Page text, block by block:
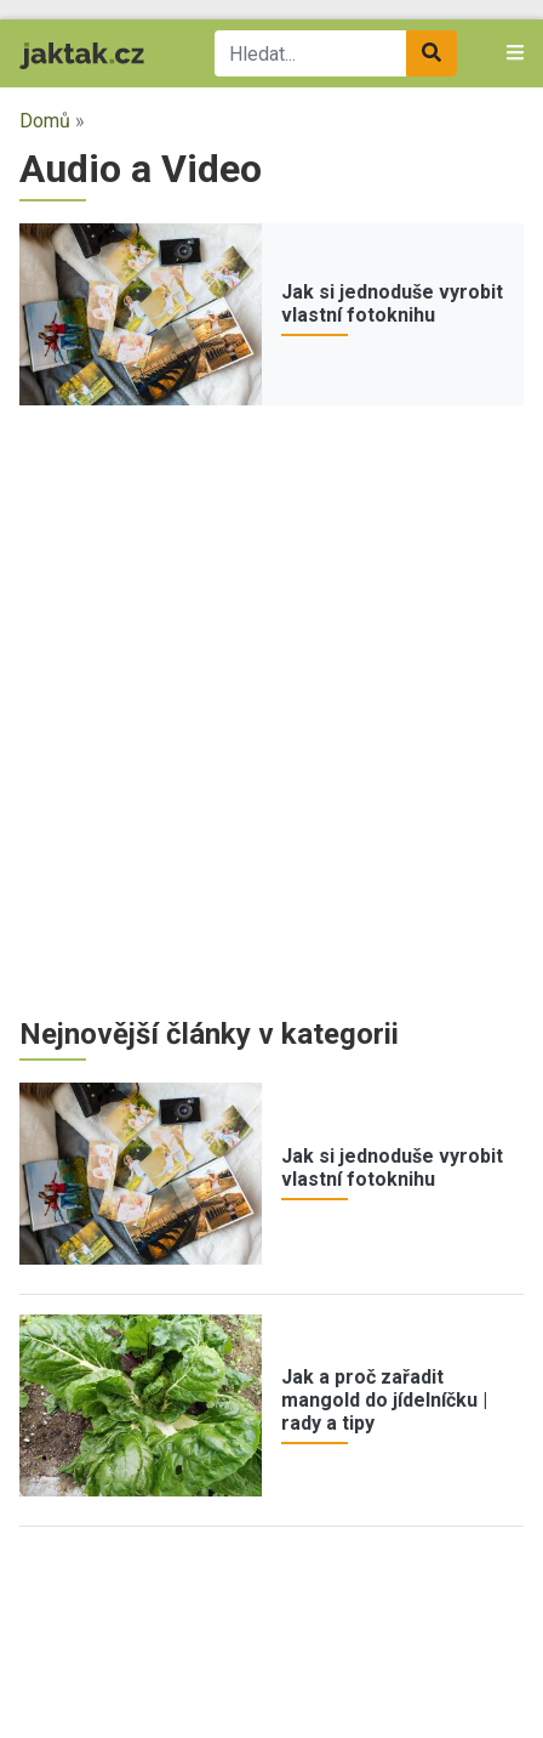
Domů »
Audio a Video
Jak si jednoduše vyrobit
vlastní fotoknihu
Nejnovější články v kategorii
Jak si jednoduše vyrobit
vlastní fotoknihu
Jak a proč zařadit
mangold do jídelníčku |
rady a tipy